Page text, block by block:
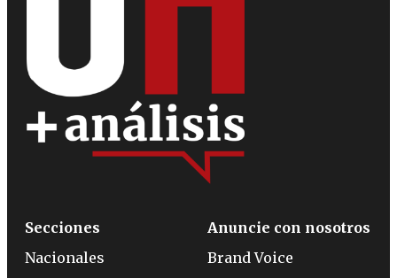
Secciones
Nacionales
Anuncie con nosotros
Brand Voice